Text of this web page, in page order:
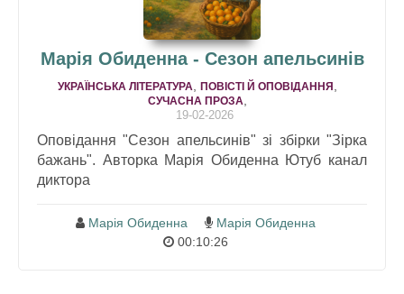
Марія Обиденна - Сезон апельсинів
УКРАЇНСЬКА ЛІТЕРАТУРА ПОВІСТІ Й ОПОВІДАННЯ
СУЧАСНА ПРОЗА
19-02-2026
Оповідання "Сезон апельсинів" зі збірки "Зірка
бажань". Авторка Марія Обиденна Ютуб канал
диктора
Марія Обиденна
Марія Обиденна
00:10:26